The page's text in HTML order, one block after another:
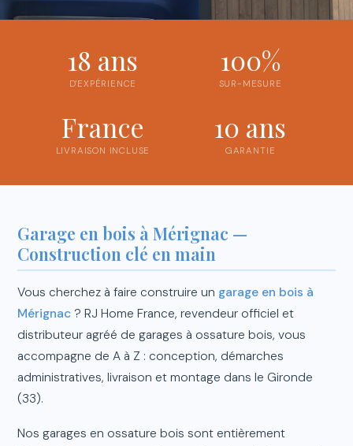
18 ans
D'EXPÉRIENCE
100%
SUR-MESURE
France
LIVRAISON INCLUSE
10 ans
GARANTIE
Garage en bois à Mérignac —
Construction clé en main
Vous cherchez à faire construire un garage en bois à
Mérignac ? RJ Home France, revendeur officiel et
distributeur agréé de garages à ossature bois, vous
accompagne de A à Z : conception, démarches
administratives, livraison et montage dans le Gironde
(33).
Nos garages en ossature bois sont entièrement